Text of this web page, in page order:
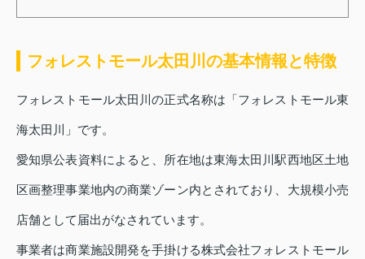
フォレストモール太田川の基本情報と特徴
フォレストモール太田川の正式名称は「フォレストモール東
海太田川」です。
愛知県公表資料によると、所在地は東海太田川駅西地区土地
区画整理事業地内の商業ゾーン内とされており、大規模小売
店舗として届出がなされています。
事業者は商業施設開発を手掛ける株式会社フォレストモール